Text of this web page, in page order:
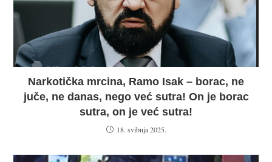
Narkotička mrcina, Ramo Isak – borac, ne
juče, ne danas, nego već sutra! On je borac
sutra, on je već sutra!
18. svibnja 2025.